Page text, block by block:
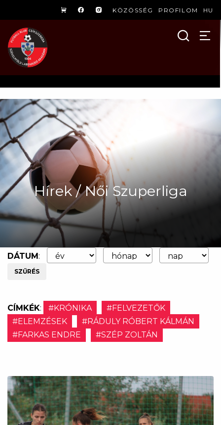
KÖZÖSSÉG PROFILOM HU
Hírek / Női Szuperliga
DÁTUM:
SZŰRÉS
CÍMKÉK: #KRÓNIKA
#FELVEZETŐK
#ELEMZÉSEK
#RÁDULY RÓBERT KÁLMÁN
#FARKAS ENDRE
#SZÉP ZOLTÁN